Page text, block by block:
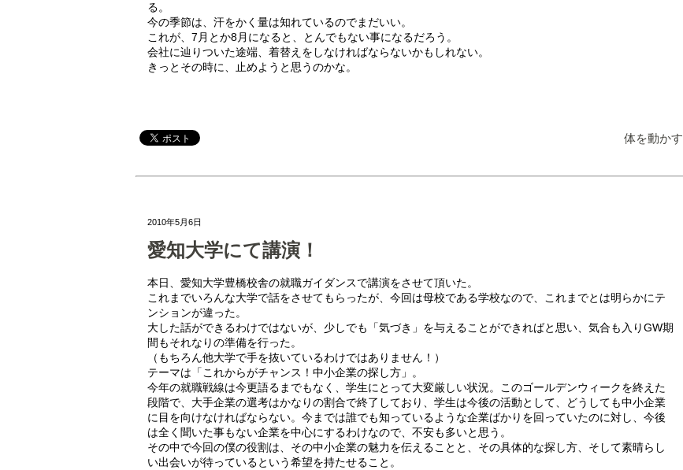
る。
今の季節は、汗をかく量は知れているのでまだいい。
これが、7月とか8月になると、とんでもない事になるだろう。
会社に辿りついた途端、着替えをしなければならないかもしれない。
きっとその時に、止めようと思うのかな。
体を動かす
2010年5月6日
愛知大学にて講演！
本日、愛知大学豊橋校舎の就職ガイダンスで講演をさせて頂いた。
これまでいろんな大学で話をさせてもらったが、今回は母校である学校なので、これまでとは明らかにテ
ンションが違った。
大した話ができるわけではないが、少しでも「気づき」を与えることができればと思い、気合も入りGW期
間もそれなりの準備を行った。
（もちろん他大学で手を抜いているわけではありません！）
テーマは「これからがチャンス！中小企業の探し方」。
今年の就職戦線は今更語るまでもなく、学生にとって大変厳しい状況。このゴールデンウィークを終えた
段階で、大手企業の選考はかなりの割合で終了しており、学生は今後の活動として、どうしても中小企業
に目を向けなければならない。今までは誰でも知っているような企業ばかりを回っていたのに対し、今後
は全く聞いた事もない企業を中心にするわけなので、不安も多いと思う。
その中で今回の僕の役割は、その中小企業の魅力を伝えることと、その具体的な探し方、そして素晴らし
い出会いが待っているという希望を持たせること。